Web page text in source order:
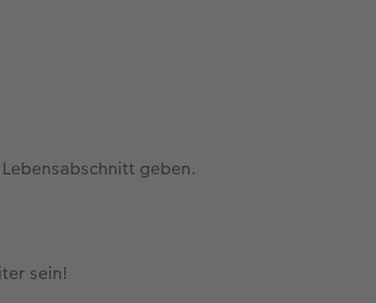
geben.
sein!